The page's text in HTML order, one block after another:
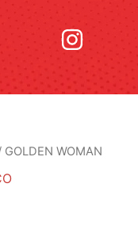
I
n
t
g
GOLDEN WOMAN